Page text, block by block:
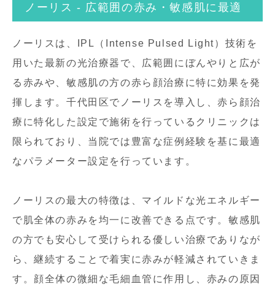
ノーリス - 広範囲の赤み・敏感肌に最適
ノーリスは、IPL（Intense Pulsed Light）技術を
用いた最新の光治療器で、広範囲にぼんやりと広が
る赤みや、敏感肌の方の赤ら顔治療に特に効果を発
揮します。千代田区でノーリスを導入し、赤ら顔治
療に特化した設定で施術を行っているクリニックは
限られており、当院では豊富な症例経験を基に最適
なパラメーター設定を行っています。
ノーリスの最大の特徴は、マイルドな光エネルギー
で肌全体の赤みを均一に改善できる点です。敏感肌
の方でも安心して受けられる優しい治療でありなが
ら、継続することで着実に赤みが軽減されていきま
す。顔全体の微細な毛細血管に作用し、赤みの原因